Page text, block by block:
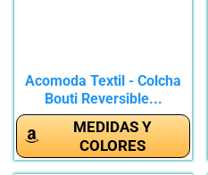
Acomoda Textil - Colcha
Bouti Reversible...
MEDIDAS Y
COLORES